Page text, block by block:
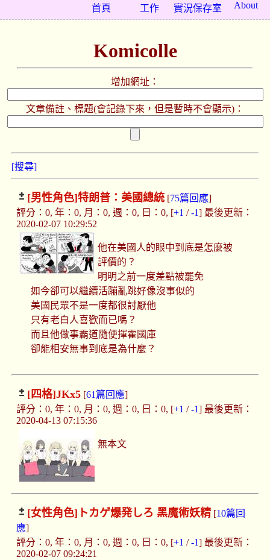
About
實況保存室
工作
首頁
Komicolle
增加網址：
文章備註、標題(會記錄下來，但是暫時不會顯示)：
[搜尋]
[男性角色]特朗普：美國總統[75篇回應]
評分：0, 年：0, 月：0, 週：0, 日：0, [+1 /-1] 最後更新：
2020-02-07 10:29:52
他在美國人的眼中到底是怎麼被
評價的？
明明之前一度差點被罷免
如今卻可以繼續活蹦亂跳好像沒事似的
美國民眾不是一度都很討厭他
只有老白人喜歡而已嗎？
而且他做事霸道隨便揮霍國庫
卻能相安無事到底是為什麼？
[四格]JKx5[61篇回應]
評分：0, 年：0, 月：0, 週：0, 日：0, [+1 /-1] 最後更新：
2020-04-13 07:15:36
無本文
[女性角色] トカゲ爆発しろ 黑魔術妖精[10篇回
應]
評分：0, 年：0, 月：0, 週：0, 日：0, [+1 /-1] 最後更新：
2020-02-07 09:24:21